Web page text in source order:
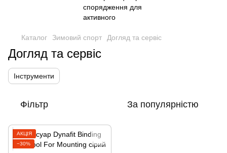
Каталог Зимовий спорт Догляд та сервіс
Догляд та сервіс
Інструменти
Фільтр За популярністю
АКЦІЯ
−30%